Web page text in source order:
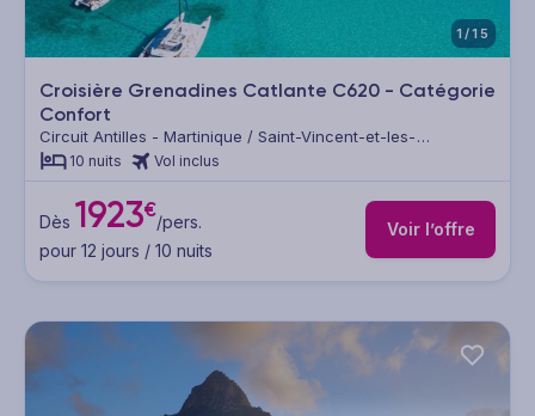
1/15
Croisière Grenadines Catlante C620 - Catégorie
Confort
Circuit Antilles - Martinique / Saint-Vincent-et-les-
Grenadines / Sainte Lucie / Guadeloupe
10 nuits Vol inclus
Dès 1923€/pers.
pour 12 jours / 10 nuits
Voir l’offre